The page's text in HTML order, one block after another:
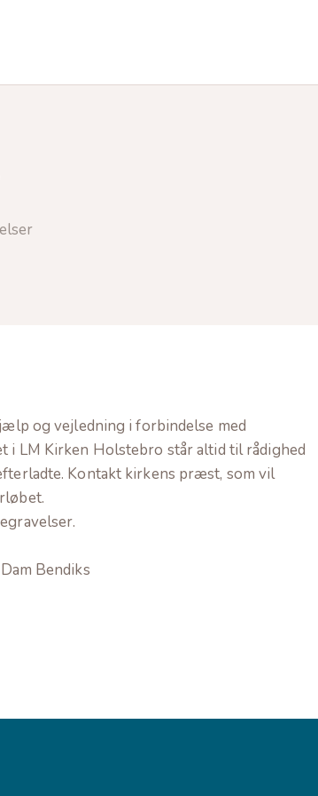
og vejledning i forbindelse med
i LM Kirken Holstebro står altid til rådighed
Kontakt kirkens præst, som vil
Bendiks